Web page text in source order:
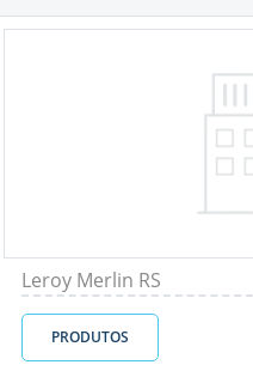
Leroy Merlin RS
PRODUTOS